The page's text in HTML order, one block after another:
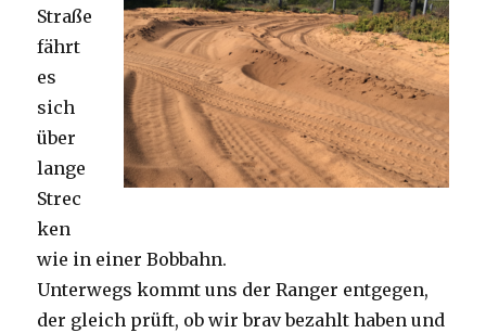
Straße
fährt
es
sich
über
lange
Strec
ken
wie in einer Bobbahn.
Unterwegs kommt uns der Ranger entgegen,
der gleich prüft, ob wir brav bezahlt haben und